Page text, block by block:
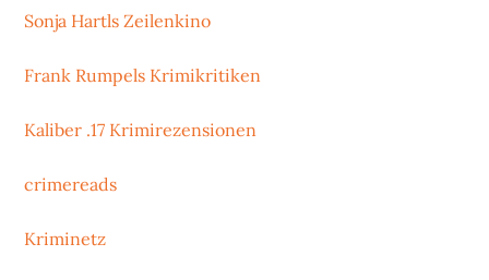
Sonja Hartls Zeilenkino
Frank Rumpels Krimikritiken
Kaliber .17 Krimirezensionen
crimereads
Kriminetz